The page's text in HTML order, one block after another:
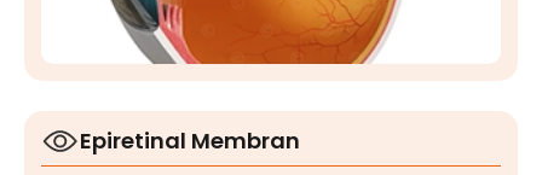
Epiretinal Membran